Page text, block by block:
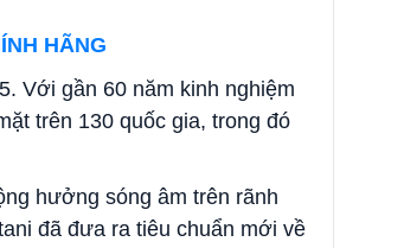
HÃNG
Với gần 60 năm kinh nghiệm
trên 130 quốc gia, trong đó
hưởng sóng âm trên rãnh
đã đưa ra tiêu chuẩn mới về